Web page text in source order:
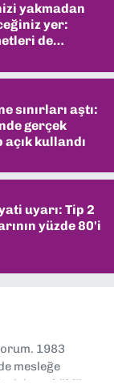
yakmadan
yer:
de
sınırları aştı:
gerçek
açık kullandı
uyarı: Tip 2
yüzde 80'i
1983
mesleğe